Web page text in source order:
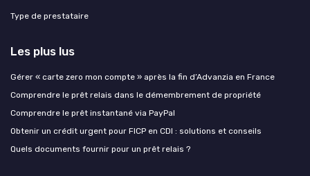
Type de prestataire
Les plus lus
Gérer « carte zero mon compte » après la fin d’Advanzia en France
Comprendre le prêt relais dans le démembrement de propriété
Comprendre le prêt instantané via PayPal
Obtenir un crédit urgent pour FICP en CDI : solutions et conseils
Quels documents fournir pour un prêt relais ?